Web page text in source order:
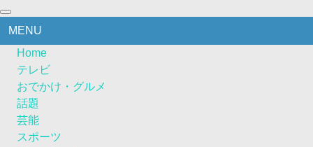
MENU
Home
テレビ
おでかけ・グルメ
話題
芸能
スポーツ